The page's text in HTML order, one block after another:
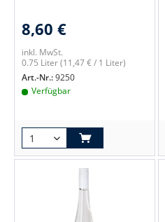
8,60 €
inkl. MwSt.
0.75 Liter(11,47 € / 1 Liter)
Art.-Nr.:9250
Verfügbar